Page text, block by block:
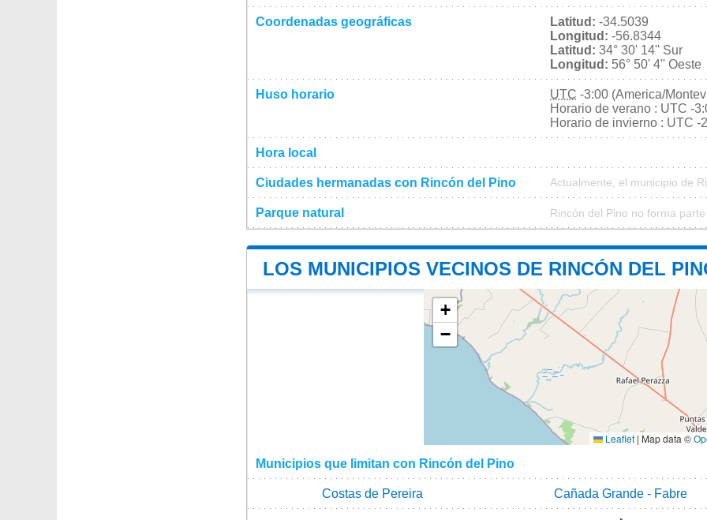
Coordenadas geográficas Latitud: -34.5039
Longitud: -56.8344
Latitud: 34° 30' 14'' Sur
Longitud: 56° 50' 4'' Oeste
Huso horario UTC -3:00 (America/
Horario de verano : UTC -
Horario de invierno : UTC -
Hora local
Ciudades hermanadas con Rincón del Pino Actualmente, el municipio de
Parque natural Rincón del Pino no forma
LOS MUNICIPIOS VECINOS DE RINCÓN DEL
+
−
Leaflet | Map data ©
Municipios que limitan con Rincón del Pino
Costas de Pereira Cañada Grande - Fabre